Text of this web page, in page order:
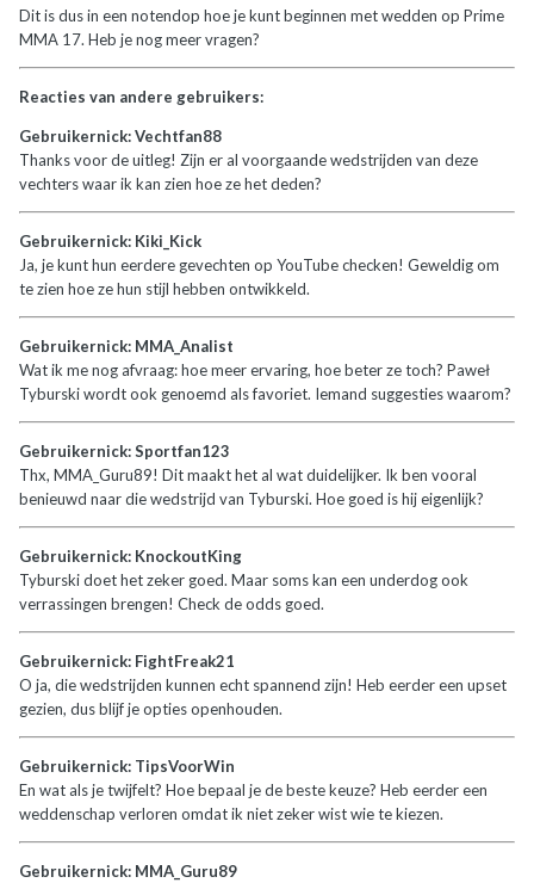
Dit is dus in een notendop hoe je kunt beginnen met wedden op Prime
MMA 17. Heb je nog meer vragen?
Reacties van andere gebruikers:
Gebruikernick: Vechtfan88
Thanks voor de uitleg! Zijn er al voorgaande wedstrijden van deze
vechters waar ik kan zien hoe ze het deden?
Gebruikernick: Kiki_Kick
Ja, je kunt hun eerdere gevechten op YouTube checken! Geweldig om
te zien hoe ze hun stijl hebben ontwikkeld.
Gebruikernick: MMA_Analist
Wat ik me nog afvraag: hoe meer ervaring, hoe beter ze toch? Paweł
Tyburski wordt ook genoemd als favoriet. Iemand suggesties waarom?
Gebruikernick: Sportfan123
Thx, MMA_Guru89! Dit maakt het al wat duidelijker. Ik ben vooral
benieuwd naar die wedstrijd van Tyburski. Hoe goed is hij eigenlijk?
Gebruikernick: KnockoutKing
Tyburski doet het zeker goed. Maar soms kan een underdog ook
verrassingen brengen! Check de odds goed.
Gebruikernick: FightFreak21
O ja, die wedstrijden kunnen echt spannend zijn! Heb eerder een upset
gezien, dus blijf je opties openhouden.
Gebruikernick: TipsVoorWin
En wat als je twijfelt? Hoe bepaal je de beste keuze? Heb eerder een
weddenschap verloren omdat ik niet zeker wist wie te kiezen.
Gebruikernick: MMA_Guru89